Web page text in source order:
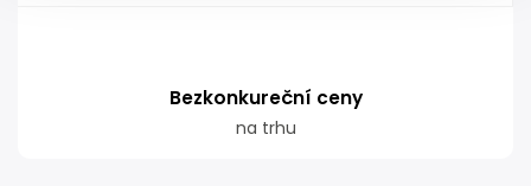
Bezkonkureční ceny
na trhu